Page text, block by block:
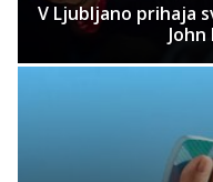
V Ljubljano prihaja